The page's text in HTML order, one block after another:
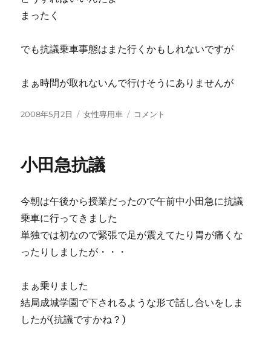
まったく
でも抗議乗車事態はまた行くかもしれないですが
まぁ時間が取れないんで行けそうにありませんが
投
2008年5月2日
カ
ー
女性専用車
電
コメント
小田急抗議
今朝は午後から授業だったので午前中小田急に抗議
乗車に行ってきました
単独では初なので緊張で足が震えてたり胃が痛くな
ったりしましたが・・・
まぁ乗りました
結局成城学園で下されるような形で話し合いをしま
したが(抗議ですかね？)